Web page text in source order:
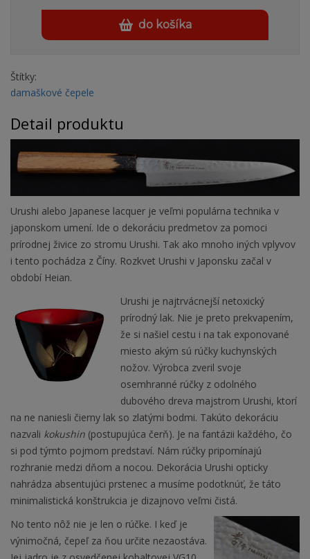
do košíka
Štítky:
damaškové čepele
Detail produktu
Urushi alebo Japanese lacquer je veľmi populárna technika v
japonskom umení. Ide o dekoráciu predmetov za pomoci
prírodnej živice zo stromu Urushi. Tak ako mnoho iných vplyvov
i tento pochádza z Číny. Rozkvet Urushi v Japonsku začal v
období Heian.
Urushi je najtrvácnejší netoxický
prírodný lak. Nie je preto prekvapením,
že si našiel cestu i na tak exponované
miesto akým sú rúčky kuchynských
nožov. Výrobca zveril svoje
osemhranné rúčky z odolného
dubového dreva majstrom Urushi, ktorí
na ne naniesli čierny lak so zlatými bodmi. Takúto dekoráciu
nazvali kokushin (postupujúca čerň). Je na fantázii každého, čo
si pod týmto pojmom predstaví. Nám rúčky pripomínajú
rozhranie medzi dňom a nocou. Dekorácia Urushi opticky
nahrádza absentujúci prstenec a musíme podotknúť, že táto
minimalistická konštrukcia je dizajnovo veľmi čistá.
No tento nôž nie je len o rúčke. I keď je
výnimočná, čepeľ za ňou určite nezaostáva.